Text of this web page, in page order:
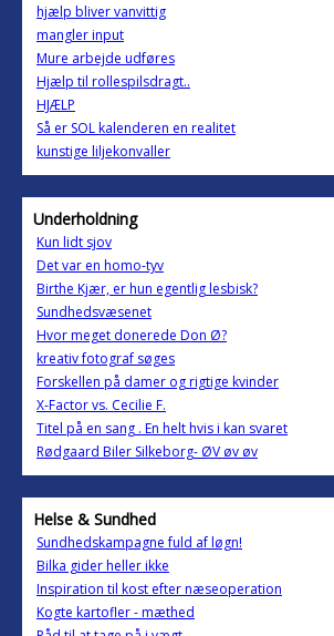
hjælp bliver vanvittig
mangler input
Mure arbejde udføres
Hjælp til rollespilsdragt..
HJÆLP
Så er SOL kalenderen en realitet
kunstige liljekonvaller
Underholdning
Kun lidt sjov
Det var en homo-tyv
Birthe Kjær, er hun egentlig lesbisk?
Sundhedsvæsenet
Hvor meget donerede Don Ø?
kreativ fotograf søges
Forskellen på damer og rigtige kvinder
X-Factor vs. Cecilie F.
Titel på en sang . En helt hvis i kan svaret
Rødgaard Biler Silkeborg- ØV øv øv
Helse & Sundhed
Sundhedskampagne fuld af løgn!
Bilka gider heller ikke
Inspiration til kost efter næseoperation
Kogte kartofler - mæthed